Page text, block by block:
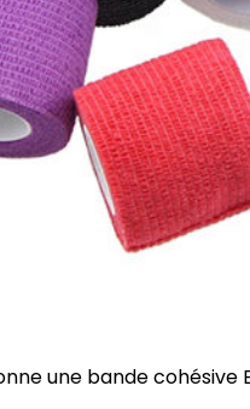
une bande cohésive